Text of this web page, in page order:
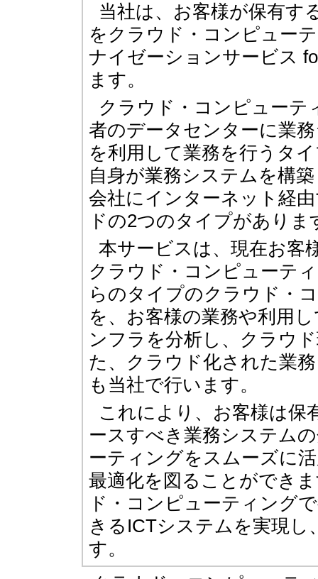
当社は、お客様が保有す
をクラウド・コンピュー
ナイゼーションサービス
ます。
クラウド・コンピューテ
者のデータセンターに業
を利用して業務を行うタ
自身が業務システムを構
会社にインターネット経
ドの2つのタイプがありま
本サービスは、現在お客
クラウド・コンピューテ
らのタイプのクラウド・
を、お客様の業務や利用
ンフラを分析し、クラウ
た、クラウド化された業
も当社で行います。
これにより、お客様は保
ースすべき業務システム
ーティングをスムーズに
最適化を図ることができ
ド・コンピューティング
きるICTシステムを実現
す。